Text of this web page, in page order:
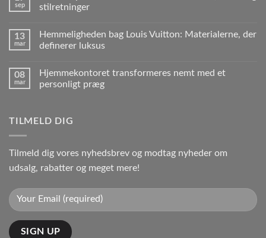
sep
stilretninger
13
mar
Hemmeligheden bag Louis Vuitton: Materialerne, der
definerer luksus
08
mar
Hjemmekontoret transformeres nemt med et
personligt præg
TILMELD DIG
Tilmeld dig vores nyhedsbrev og modtag nyheder om
udsalg, rabatter og meget mere!